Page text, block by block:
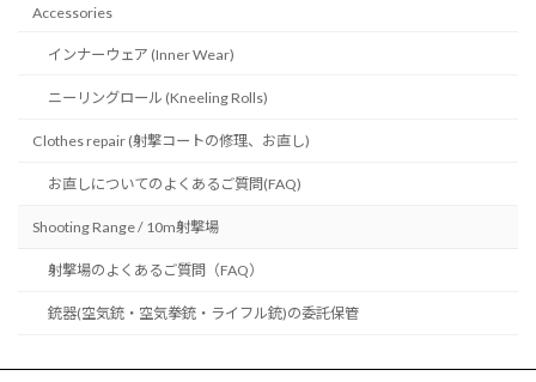
Accessories
インナーウェア (Inner Wear)
ニーリングロール (Kneeling Rolls)
Clothes repair (射撃コートの修理、お直し)
お直しについてのよくあるご質問(FAQ)
Shooting Range / 10m射撃場
射撃場のよくあるご質問（FAQ）
銃器(空気銃・空気拳銃・ライフル銃)の委託保管